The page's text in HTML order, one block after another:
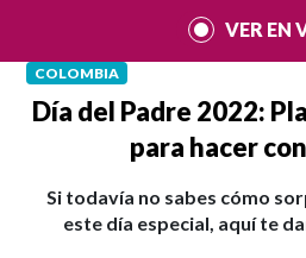
VER EN
COLOMBIA
Día del Padre 2022:
para hacer
Si todavía no sabes cómo
este día especial, aquí te